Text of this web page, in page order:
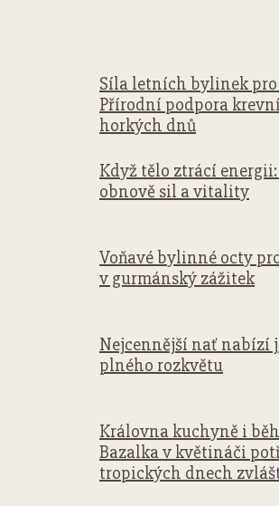
Síla letních bylinek pro
Přírodní podpora
horkých dnů
Když tělo ztrácí
obnově sil a vitality
Voňavé bylinné octy
v gurmánský zážitek
Nejcennější nať nabízí
plného rozkvětu
Královna kuchyně i
Bazalka v květináči
tropických dnech